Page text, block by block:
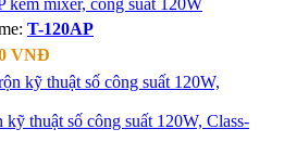
kèm mixer, công suất 120W
T-120AP
VNĐ
thuật số công suất 120W, Class-